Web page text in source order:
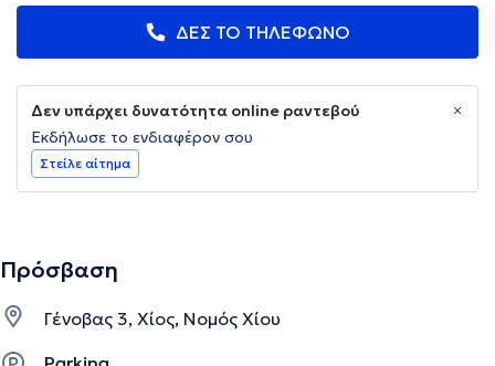
ΔΕΣ ΤΟ ΤΗΛΕΦΩΝΟ
Δεν υπάρχει δυνατότητα online ραντεβού
Εκδήλωσε το ενδιαφέρον σου
Στείλε αίτημα
Πρόσβαση
Γένοβας 3, Χίος, Νομός Χίου